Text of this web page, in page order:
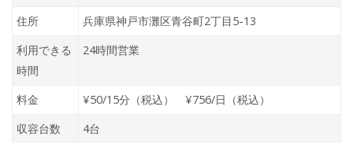
住所
兵庫県神戸市灘区青谷町2丁目5-13
利用できる
時間
24時間営業
料金
¥50/15分（税込） ¥756/日（税込）
収容台数
4台